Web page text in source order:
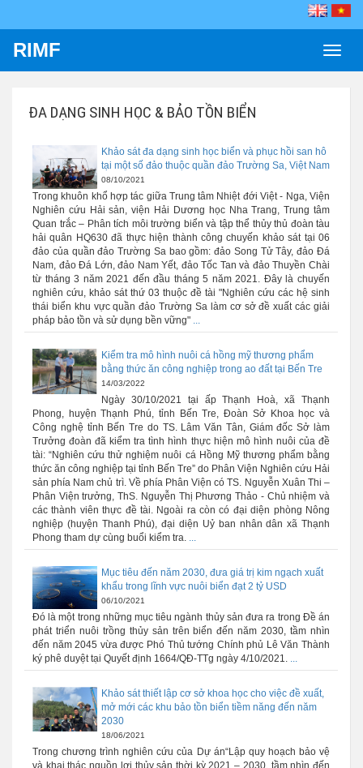
Toggle
RIMF
ĐA DẠNG SINH HỌC & BẢO TỒN BIỂN
Khảo sát đa dạng sinh học biển và phục hồi san hô
tại một số đảo thuộc quần đảo Trường Sa, Việt Nam
08/10/2021
Trong khuôn khổ hợp tác giữa Trung tâm Nhiệt đới Việt - Nga, Viện
Nghiên cứu Hải sản, viện Hải Dương học Nha Trang, Trung tâm
Quan trắc – Phân tích môi trường biển và tập thể thủy thủ đoàn tàu
hải quân HQ630 đã thực hiện thành công chuyến khảo sát tại 06
đảo của quần đảo Trường Sa bao gồm: đảo Song Tử Tây, đảo Đá
Nam, đảo Đá Lớn, đảo Nam Yết, đảo Tốc Tan và đảo Thuyền Chài
từ tháng 3 năm 2021 đến đầu tháng 5 năm 2021. Đây là chuyến
nghiên cứu, khảo sát thứ 03 thuộc đề tài "Nghiên cứu các hệ sinh
thái biển khu vực quần đảo Trường Sa làm cơ sở đề xuất các giải
pháp bảo tồn và sử dụng bền vững" ...
Kiểm tra mô hình nuôi cá hồng mỹ thương phẩm
bằng thức ăn công nghiệp trong ao đất tại Bến Tre
14/03/2022
Ngày 30/10/2021 tại ấp Thạnh Hoà, xã Thạnh
Phong, huyện Thạnh Phú, tỉnh Bến Tre, Đoàn Sở Khoa học và
Công nghệ tỉnh Bến Tre do TS. Lâm Văn Tân, Giám đốc Sở làm
Trưởng đoàn đã kiểm tra tình hình thực hiện mô hình nuôi của đề
tài: “Nghiên cứu thử nghiệm nuôi cá Hồng Mỹ thương phẩm bằng
thức ăn công nghiệp tại tỉnh Bến Tre” do Phân Viện Nghiên cứu Hải
sản phía Nam chủ trì. Về phía Phân Viện có TS. Nguyễn Xuân Thi –
Phân Viện trưởng, ThS. Nguyễn Thị Phương Thảo - Chủ nhiệm và
các thành viên thực đề tài. Ngoài ra còn có đại diện phòng Nông
nghiệp (huyện Thanh Phú), đại diện Uỷ ban nhân dân xã Thạnh
Phong tham dự cùng buổi kiểm tra. ...
Mục tiêu đến năm 2030, đưa giá trị kim ngạch xuất
khẩu trong lĩnh vực nuôi biển đạt 2 tỷ USD
06/10/2021
Đó là một trong những mục tiêu ngành thủy sản đưa ra trong Đề án
phát triển nuôi trồng thủy sản trên biển đến năm 2030, tầm nhìn
đến năm 2045 vừa được Phó Thủ tướng Chính phủ Lê Văn Thành
ký phê duyệt tại Quyết định 1664/QĐ-TTg ngày 4/10/2021. ...
Khảo sát thiết lập cơ sở khoa học cho việc đề xuất,
mở mới các khu bảo tồn biển tiềm năng đến năm
2030
18/06/2021
Trong chương trình nghiên cứu của Dự án“Lập quy hoạch bảo vệ
và khai thác nguồn lợi thủy sản thời kỳ 2021 – 2030, tầm nhìn đến